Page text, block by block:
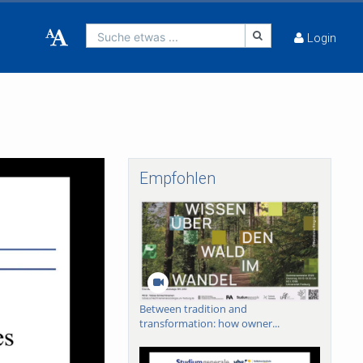
Suche etwas ... Login
Empfohlen
Between tradition and
transformation: how owner...